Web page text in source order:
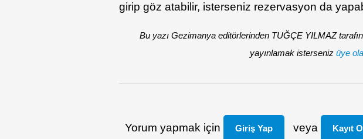
girip göz atabilir, isterseniz rezervasyon da
Bu yazı Gezimanya editörlerinden TUĞÇE YILMAZ
yayınlamak isterseniz üye
Yorum yapmak için Giriş Yap veya Kayıt